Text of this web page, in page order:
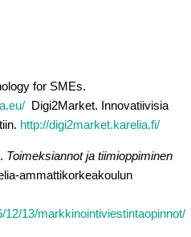
for SMEs.
Digi2Market. Innovatiivisia
http://digi2market.karelia.fi/
Toimeksiannot ja tiimioppiminen
ammattikorkeakoulun
12/13/markkinointiviestintaopinnot/